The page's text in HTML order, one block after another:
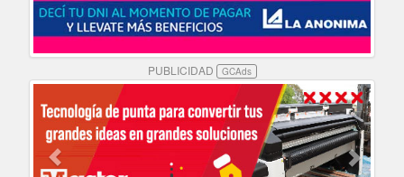
PUBLICIDAD GCAds